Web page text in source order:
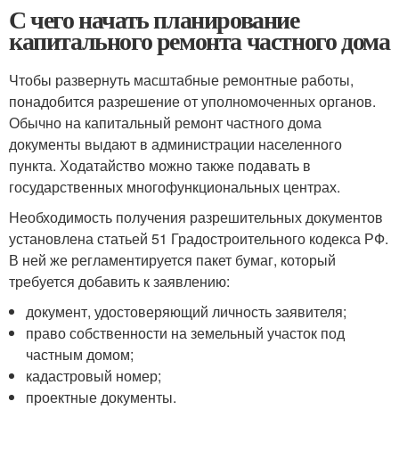
С чего начать планирование
капитального ремонта частного дома
Чтобы развернуть масштабные ремонтные работы,
понадобится разрешение от уполномоченных органов.
Обычно на капитальный ремонт частного дома
документы выдают в администрации населенного
пункта. Ходатайство можно также подавать в
государственных многофункциональных центрах.
Необходимость получения разрешительных документов
установлена статьей 51 Градостроительного кодекса РФ.
В ней же регламентируется пакет бумаг, который
требуется добавить к заявлению:
документ, удостоверяющий личность заявителя;
право собственности на земельный участок под
частным домом;
кадастровый номер;
проектные документы.